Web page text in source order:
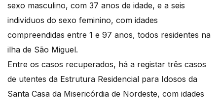
sexo masculino, com 37 anos de idade, e a seis
indivíduos do sexo feminino, com idades
compreendidas entre 1 e 97 anos, todos residentes na
ilha de São Miguel.
Entre os casos recuperados, há a registar três casos
de utentes da Estrutura Residencial para Idosos da
Santa Casa da Misericórdia de Nordeste, com idades